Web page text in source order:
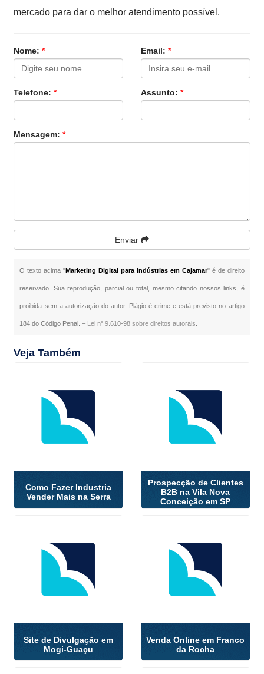
mercado para dar o melhor atendimento possível.
Nome:* Email: *
Telefone:* Assunto: *
Mensagem:*
Enviar
O texto acima "Marketing Digital para Indústrias em Cajamar" é de direito
reservado. Sua reprodução, parcial ou total, mesmo citando nossos links, é
proibida sem a autorização do autor. Plágio é crime e está previsto no artigo
184 do Código Penal. – Lei n° 9.610-98 sobre direitos autorais
Veja Também
Como Fazer Industria
Vender Mais na Serra
Prospecção de Clientes
B2B na Vila Nova
Conceição em SP
Site de Divulgação em
Mogi-Guaçu
Venda Online em Franco
da Rocha